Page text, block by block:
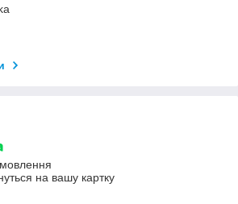
на вашу картку